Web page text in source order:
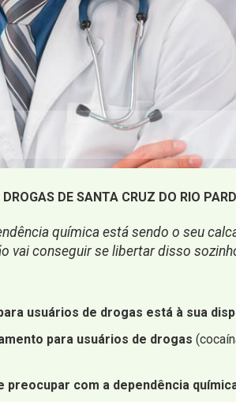
DE SANTA CRUZ DO RIO
química está sendo o seu
vai conseguir se libertar disso
usuários de drogas está à sua
para usuários de drogas
com a dependência